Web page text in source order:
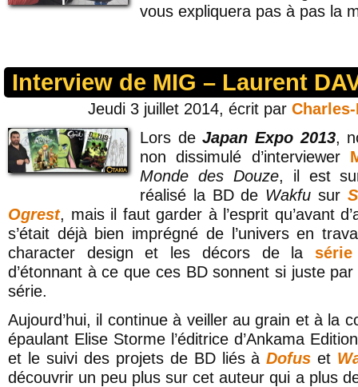
vous expliquera pas à pas la
Interview de MIG – Laurent
Jeudi 3 juillet 2014, écrit par
Lors deJapan Expo 2013,
non dissimulé d’interviewer
Monde des Douze, il est
réalisé la BD de Wakfu sur
Ogrest, mais il faut garder à l’esprit qu’avant
s’était déjà bien imprégné de l’univers en
character design et les décors de la
d’étonnant à ce que ces BD sonnent si juste
série.
Aujourd’hui, il continue à veiller au grain et à la
épaulant Elise Storme l’éditrice d’Ankama
et le suivi des projets de BD liés àDofus et
découvrir un peu plus sur cet auteur qui a plus